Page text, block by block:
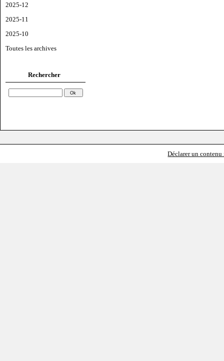
2025-12
2025-11
2025-10
Toutes les archives
Rechercher
Déclarer un